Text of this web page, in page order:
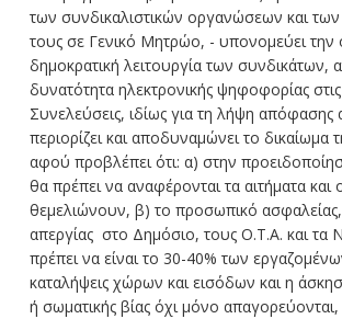
των συνδικαλιστικών οργανώσεων και
τους σε Γενικό Μητρώο, - υπονομεύει την
δημοκρατική λειτουργία των συνδικάτων,
δυνατότητα ηλεκτρονικής ψηφοφορίας στις
Συνελεύσεις, ιδίως για τη λήψη απόφασης
περιορίζει και αποδυναμώνει το δικαίωμα
αφού προβλέπει ότι: α) στην
θα πρέπει να αναφέρονται τα αιτήματα και
θεμελιώνουν, β) το προσωπικό
απεργίας στο Δημόσιο, τους Ο.Τ.Α. και τα
πρέπει να είναι το 30-40% των
καταλήψεις χώρων και εισόδων και η
ή σωματικής βίας όχι μόνο